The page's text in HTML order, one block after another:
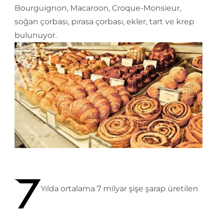
Bourguignon, Macaroon, Croque-Monsieur,
soğan çorbası, pırasa çorbası, ekler, tart ve krep
bulunuyor.
Yılda ortalama 7 milyar şişe şarap üretilen